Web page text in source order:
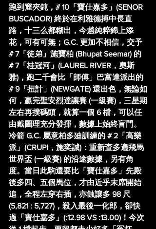
跑到窟夾鈍，# 10「寶仕嘉多」(SENOR
BUSCADOR) 終於在利雅德搏中長直
路，十三么都糊出，今趟純粹錦上添
花，可有可無；G.C. 更加不相信，交予
# 7「徒弟」施寶柏 (Bhupat Seemar) 的
# 7「桂冠河」(LAUREL RIVER，奧斯
雅)，跑二千會比「師傅」巴富達派出的
# 9「扭計」(NEWGATE) 還出色，無論如
何，贏完聖安烈達讓賽 (一級賽)，三星期
左右再撲碼頭，就算一個 6 檔，可以任
由戴圖理充分發揮 ，數據上始終盲門。
冷箭 G.C. 屬意柏多廸訓練的 # 2「高樂
派」(CRUPI，施奕誠)：重新查多遍飛馬
世界盃 (一級賽) 的沿途數據，另有角
度。當日此駒還要比「寶仕嘉多」先殿
後多四、五個馬位，才由近乎末席開始
追，全程左穿右插，亦蝕讓多 98 尺
(5,821 : 5,727)，殺入最後一化郎，卻快
過「寶仕嘉多」(:12.98 VS :13.00)！今次